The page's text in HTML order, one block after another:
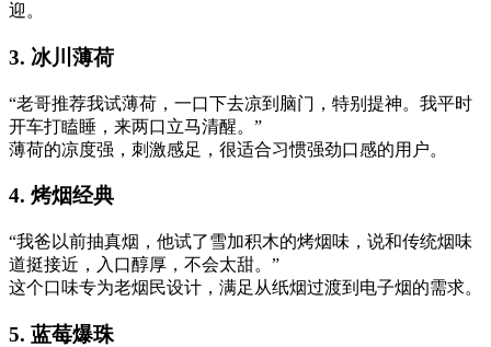
迎。
3. 冰川薄荷
“老哥推荐我试薄荷，一口下去凉到脑门，特别提神。我平时
开车打瞌睡，来两口立马清醒。”
薄荷的凉度强，刺激感足，很适合习惯强劲口感的用户。
4. 烤烟经典
“我爸以前抽真烟，他试了雪加积木的烤烟味，说和传统烟味
道挺接近，入口醇厚，不会太甜。”
这个口味专为老烟民设计，满足从纸烟过渡到电子烟的需求。
5. 蓝莓爆珠